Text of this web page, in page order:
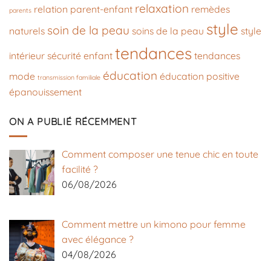
parents relation parent-enfant relaxation remèdes
naturels soin de la peau soins de la peau style style
intérieur sécurité enfant tendances tendances
mode transmission familiale éducation éducation positive
épanouissement
ON A PUBLIÉ RÉCEMMENT
Comment composer une tenue chic en toute
facilité ?
06/08/2026
Comment mettre un kimono pour femme
avec élégance ?
04/08/2026